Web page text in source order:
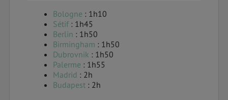
Bologne : 1h10
Sétif: 1h45
Berlin : 1h50
Birmingham : 1h50
Dubrovnik : 1h50
Palerme : 1h55
Madrid : 2h
Budapest : 2h